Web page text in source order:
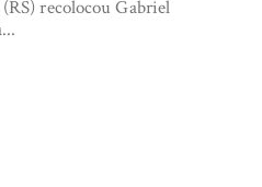
recolocou Gabriel